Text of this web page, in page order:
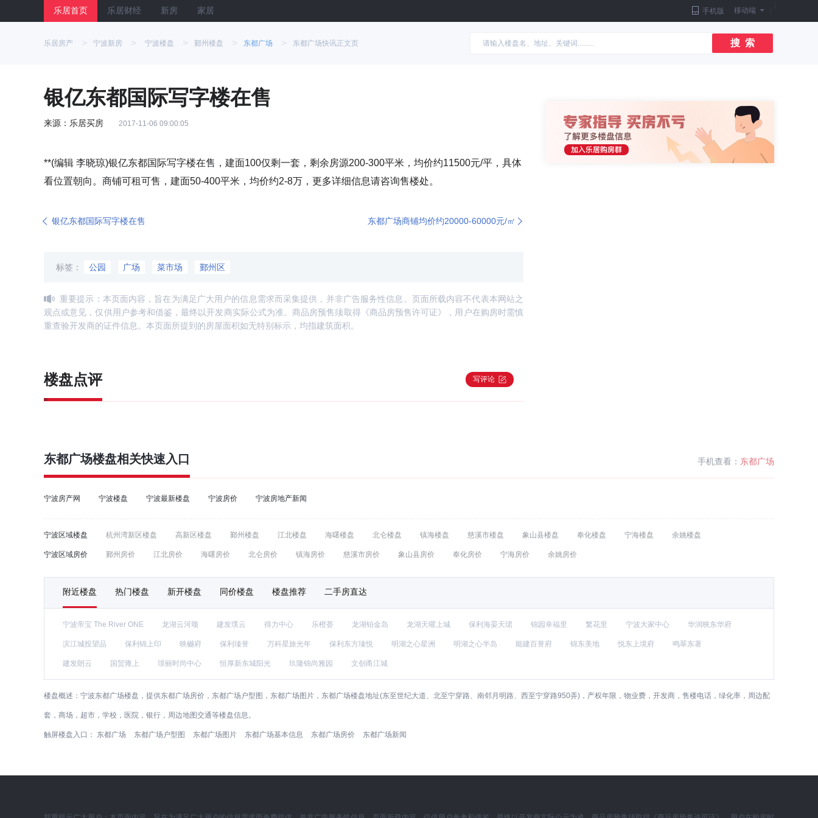
乐居首页 乐居财经 新房 家居 手机版 移动端
乐居房产 > 宁波新房 > 宁波楼盘 > 鄞州楼盘 > 东都广场 > 东都广场快讯正文页 搜 索
银亿东都国际写字楼在售
来源：乐居买房 2017-11-06 09:00:05
**(编辑 李晓琼)银亿东都国际写字楼在售，建面100仅剩一套，剩余房源200-300平米，均价约11500元/平，具体
看位置朝向。商铺可租可售，建面50-400平米，均价约2-8万，更多详细信息请咨询售楼处。
银亿东都国际写字楼在售 东都广场商铺均价约20000-60000元/㎡
标签： 公园 广场 菜市场 鄞州区
重要提示：本页面内容，旨在为满足广大用户的信息需求而采集提供，并非广告服务性信息。页面所载内容不代表本网站之
观点或意见，仅供用户参考和借鉴，最终以开发商实际公式为准。商品房预售须取得《商品房预售许可证》，用户在购房时需慎
重查验开发商的证件信息。本页面所提到的房屋面积如无特别标示，均指建筑面积。
楼盘点评 写评论
东都广场楼盘相关快速入口 手机查看： 东都广场
宁波房产网 宁波楼盘 宁波最新楼盘 宁波房价 宁波房地产新闻
宁波区域楼盘 杭州湾新区楼盘 高新区楼盘 鄞州楼盘 江北楼盘 海曙楼盘 北仑楼盘 镇海楼盘 慈溪市楼盘 象山县楼盘 奉化楼盘 宁海楼盘 余姚楼盘
宁波区域房价 鄞州房价 江北房价 海曙房价 北仑房价 镇海房价 慈溪市房价 象山县房价 奉化房价 宁海房价 余姚房价
附近楼盘 热门楼盘 新开楼盘 同价楼盘 楼盘推荐 二手房直达
宁波帝宝 The River ONE 龙湖云河颂 建发璞云 得力中心 乐橙荟 龙湖铂金岛 龙湖天曜上城 保利海晏天珺 锦园幸福里 繁花里 宁波大家中心 华润映东华府
滨江城投望品 保利锦上印 映樾府 保利瑧誉 万科星旅光年 保利东方瑧悦 明湖之心星洲 明湖之心半岛 能建百誉府 锦东美地 悦东上境府 鸣翠东著
建发朗云 国贸雍上 璟丽时尚中心 恒厚新东城阳光 玖隆锦尚雅园 文创甬江城
楼盘概述： 宁波东都广场楼盘，提供东都广场房价，东都广场户型图，东都广场图片，东都广场楼盘地址(东至世纪大道、北至宁穿路、南邻月明路、西至宁穿路950弄)，产权年限，物业费，开发商，售楼电话，绿化率，周边配
套，商场，超市，学校，医院，银行，周边地图交通等楼盘信息。
触屏楼盘入口： 东都广场 东都广场户型图 东都广场图片 东都广场基本信息 东都广场房价 东都广场新闻